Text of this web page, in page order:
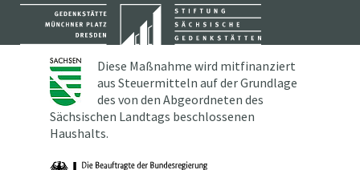
Diese Maßnahme wird mitfinanziert
aus Steuermitteln auf der Grundlage
des von den Abgeordneten des
Sächsischen Landtags beschlossenen
Haushalts.